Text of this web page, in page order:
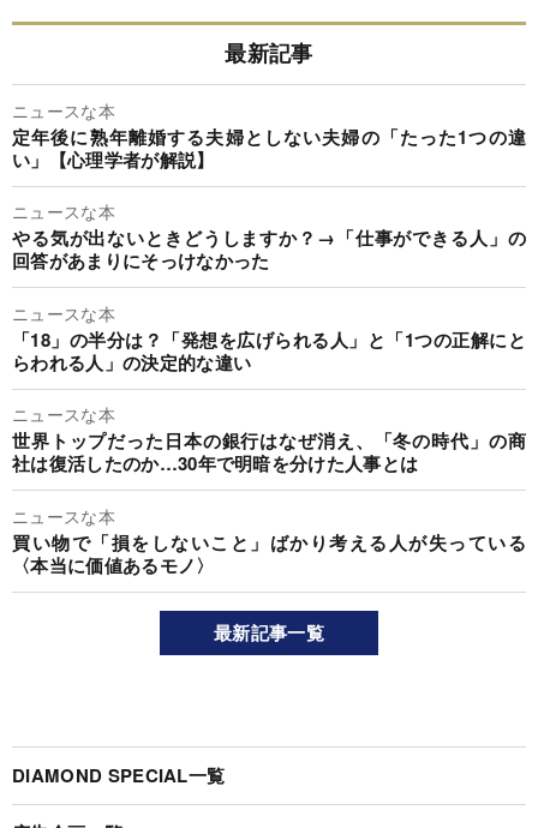
最新記事
ニュースな本
定年後に熟年離婚する夫婦としない夫婦の「たった1つの違
い」【心理学者が解説】
ニュースな本
やる気が出ないときどうしますか？→「仕事ができる人」の
回答があまりにそっけなかった
ニュースな本
「18」の半分は？「発想を広げられる人」と「1つの正解にと
らわれる人」の決定的な違い
ニュースな本
世界トップだった日本の銀行はなぜ消え、「冬の時代」の商
社は復活したのか…30年で明暗を分けた人事とは
ニュースな本
買い物で「損をしないこと」ばかり考える人が失っている
〈本当に価値あるモノ〉
最新記事一覧
DIAMOND SPECIAL一覧